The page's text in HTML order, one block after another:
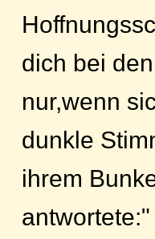
dich bei
nur,wenn
dunkle
ihrem